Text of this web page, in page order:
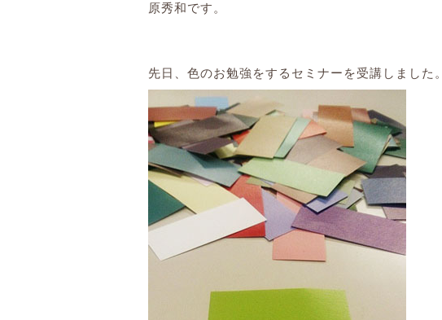
原秀和です。
先日、色のお勉強をするセミナーを受講しました。